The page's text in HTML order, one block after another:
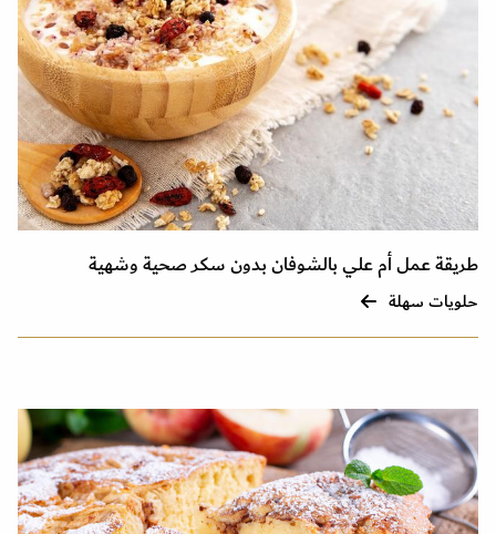
طريقة عمل أم علي بالشوفان بدون سكر صحية وشهية
حلويات سهلة